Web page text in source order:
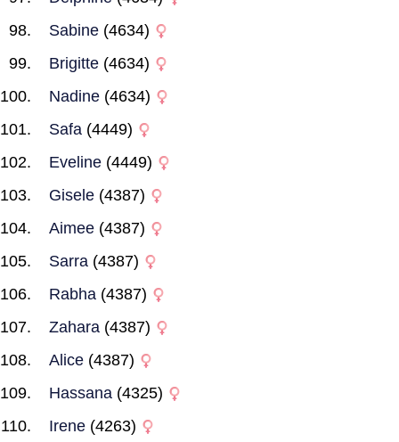
Sabine (4634)
Brigitte (4634)
Nadine (4634)
Safa (4449)
Eveline (4449)
Gisele (4387)
Aimee (4387)
Sarra (4387)
Rabha (4387)
Zahara (4387)
Alice (4387)
Hassana (4325)
Irene (4263)